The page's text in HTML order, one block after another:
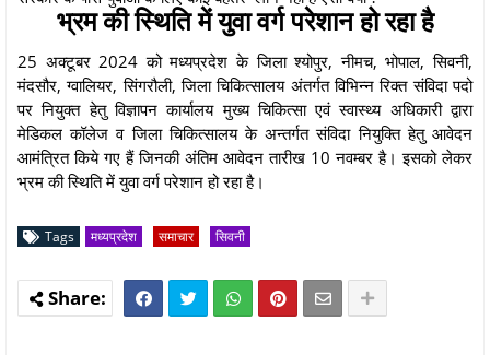
भ्रम की स्थिति में युवा वर्ग परेशान हो रहा है
25 अक्टूबर 2024 को मध्यप्रदेश के जिला श्योपुर, नीमच, भोपाल, सिवनी,
मंदसौर, ग्वालियर, सिंगरौली, जिला चिकित्सालय अंतर्गत विभिन्न रिक्त संविदा पदो
पर नियुक्त हेतु विज्ञापन कार्यालय मुख्य चिकित्सा एवं स्वास्थ्य अधिकारी द्वारा
मेडिकल कॉलेज व जिला चिकित्सालय के अन्तर्गत संविदा नियुक्ति हेतु आवेदन
आमंत्रित किये गए हैं जिनकी अंतिम आवेदन तारीख 10 नवम्बर है। इसको लेकर
भ्रम की स्थिति में युवा वर्ग परेशान हो रहा है।
Tags मध्यप्रदेश समाचार सिवनी